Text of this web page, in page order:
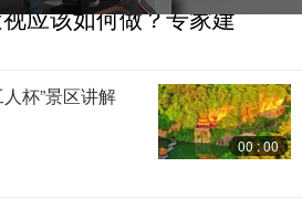
应该如何做？专家建
00 : 00
人杯”景区讲解